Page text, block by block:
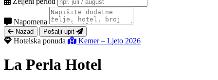
Napomena
Nazad Pošalji upit
Hotelska ponuda Kemer – Ljeto 2026
La Perla Hotel